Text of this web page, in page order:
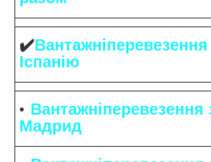
✔️
Іспанію
Вантажніперевезення
Мадрид